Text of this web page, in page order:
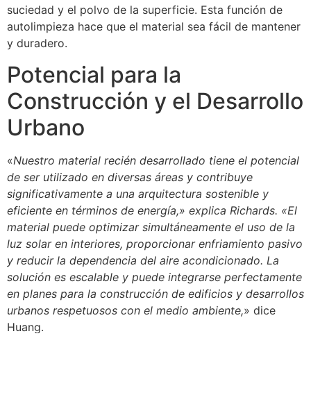
suciedad y el polvo de la superficie. Esta función de
autolimpieza hace que el material sea fácil de mantener
y duradero.
Potencial para la
Construcción y el Desarrollo
Urbano
«Nuestro material recién desarrollado tiene el potencial
de ser utilizado en diversas áreas y contribuye
significativamente a una arquitectura sostenible y
eficiente en términos de energía,» explica Richards. «El
material puede optimizar simultáneamente el uso de la
luz solar en interiores, proporcionar enfriamiento pasivo
y reducir la dependencia del aire acondicionado. La
solución es escalable y puede integrarse perfectamente
en planes para la construcción de edificios y desarrollos
urbanos respetuosos con el medio ambiente,» dice
Huang.